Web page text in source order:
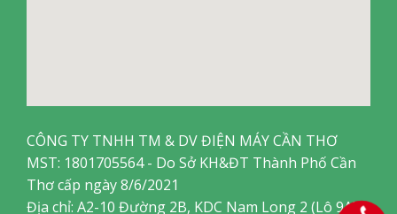
CÔNG TY TNHH TM & DV ĐIỆN MÁY CẦN THƠ
MST: 1801705564 - Do Sở KH&ĐT Thành Phố Cần
Thơ cấp ngày 8/6/2021
Địa chỉ: A2-10 Đường 2B, KDC Nam Long 2 (Lô 9A),